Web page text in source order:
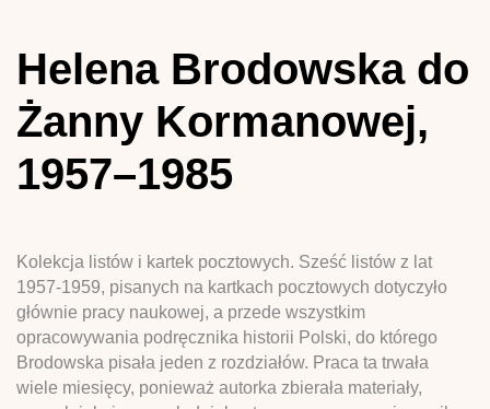
Helena Brodowska do
Żanny Kormanowej,
1957–1985
Kolekcja listów i kartek pocztowych. Sześć listów z lat
1957-1959, pisanych na kartkach pocztowych dotyczyło
głównie pracy naukowej, a przede wszystkim
opracowywania podręcznika historii Polski, do którego
Brodowska pisała jeden z rozdziałów. Praca ta trwała
wiele miesięcy, ponieważ autorka zbierała materiały,